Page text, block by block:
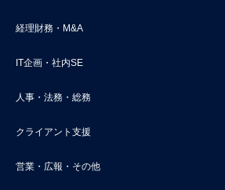
経理財務・M&A
IT企画・社内SE
人事・法務・総務
クライアント支援
営業・広報・その他